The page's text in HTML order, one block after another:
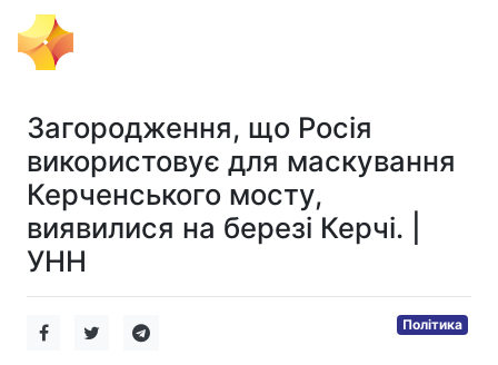
Загородження, що Росія
використовує для маскування
Керченського мосту,
виявилися на березі Керчі. |
УНН
Політика